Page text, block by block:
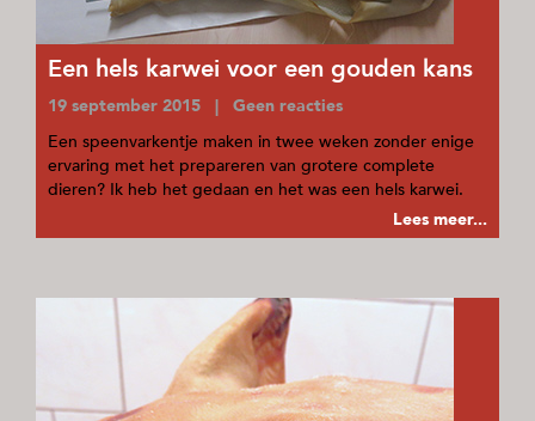
Een hels karwei voor een gouden kans
19 september 2015 | Geen reacties
Een speenvarkentje maken in twee weken zonder enige
ervaring met het prepareren van grotere complete
dieren? Ik heb het gedaan en het was een hels karwei.
Lees meer...